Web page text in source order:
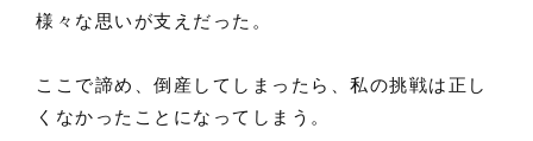
様々な思いが支えだった。
ここで諦め、倒産してしまったら、私の挑戦は正し
くなかったことになってしまう。